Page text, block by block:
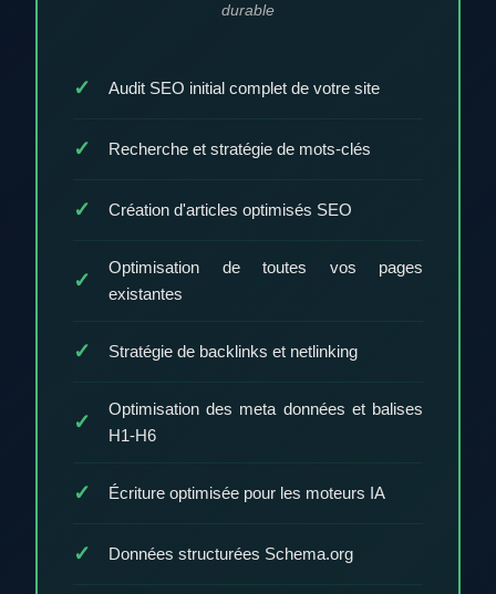
durable
Audit SEO initial complet de votre site
Recherche et stratégie de mots-clés
Création d'articles optimisés SEO
Optimisation de toutes vos pages
existantes
Stratégie de backlinks et netlinking
Optimisation des meta données et balises
H1-H6
Écriture optimisée pour les moteurs IA
Données structurées Schema.org